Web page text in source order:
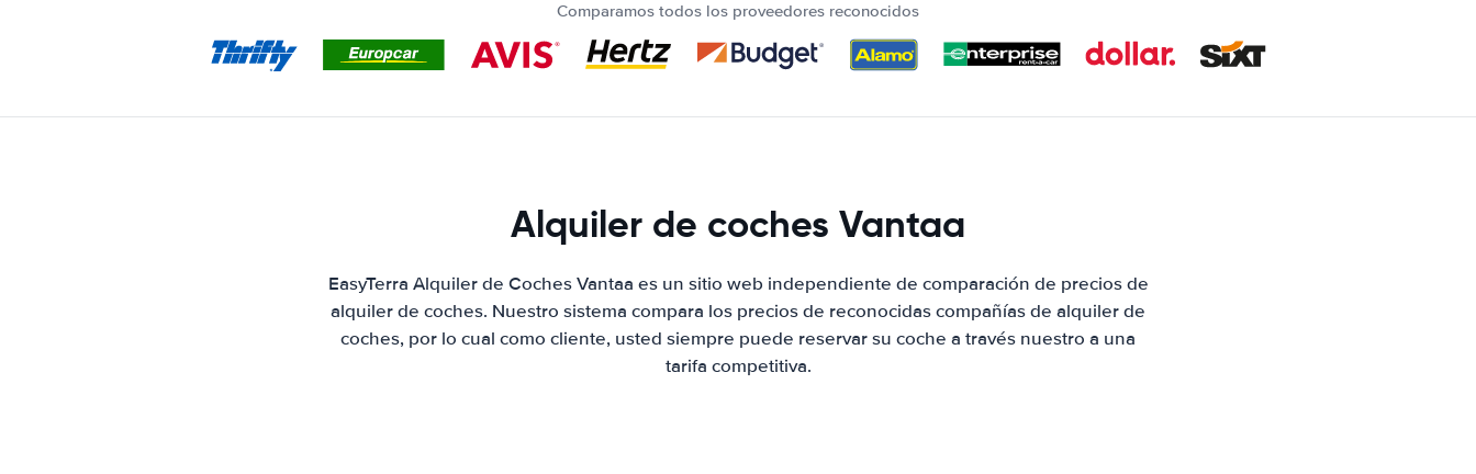
Comparamos todos los proveedores reconocidos
Alquiler de coches Vantaa
EasyTerra Alquiler de Coches Vantaa es un sitio web independiente de comparación de precios de
alquiler de coches. Nuestro sistema compara los precios de reconocidas compañías de alquiler de
coches, por lo cual como cliente, usted siempre puede reservar su coche a través nuestro a una
tarifa competitiva.